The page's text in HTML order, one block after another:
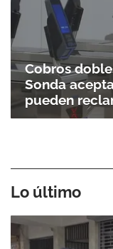
Gracias
Cobros
Sonda
pueden
Lo último